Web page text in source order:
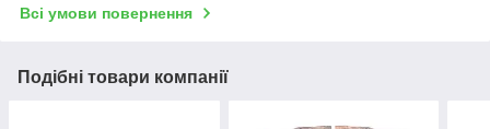
Всі умови повернення
Подібні товари компанії